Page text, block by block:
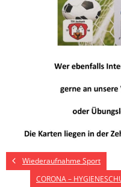
Wiederaufnahme Sport
CORONA –